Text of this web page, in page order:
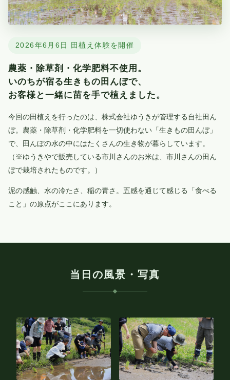
2026年6月6日 田植え体験を開催
農薬・除草剤・化学肥料不使用。
いのちが宿る生きもの田んぼで、
お客様と一緒に苗を手で植えました。
今回の田植えを行ったのは、株式会社ゆうきが管理する自社田ん
ぼ。農薬・除草剤・化学肥料を一切使わない「生きもの田んぼ」
で、田んぼの水の中にはたくさんの生き物が暮らしています。
（※ゆうきやで販売している市川さんのお米は、市川さんの田ん
ぼで栽培されたものです。）
泥の感触、水の冷たさ、稲の青さ。五感を通じて感じる「食べる
こと」の原点がここにあります。
当日の風景・写真